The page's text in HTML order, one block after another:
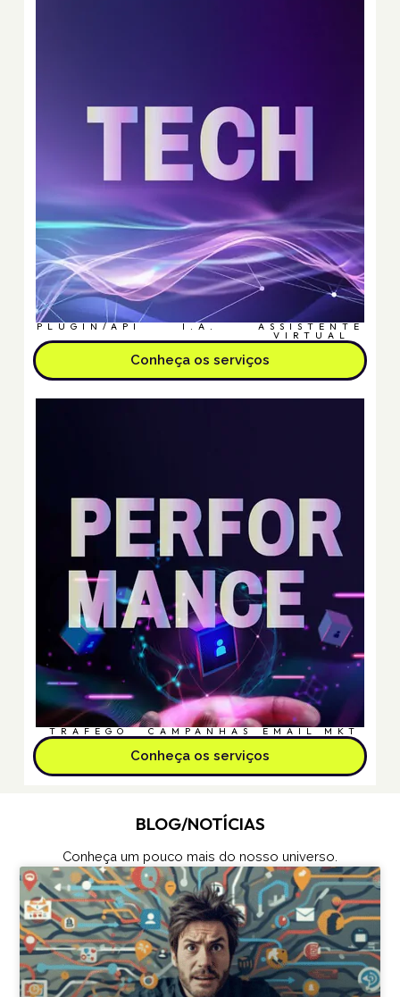
PLUGIN/API I.A. ASSISTENTE
VIRTUAL
Conheça os serviços
TRÁFEGO CAMPANHAS EMAIL MKT
Conheça os serviços
BLOG/NOTÍCIAS
Conheça um pouco mais do nosso universo.